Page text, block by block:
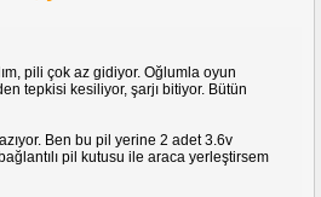
pili çok az gidiyor. Oğlumla oyun
tepkisi kesiliyor, şarjı bitiyor. Bütün
Ben bu pil yerine 2 adet 3.6v
pil kutusu ile araca yerleştirsem